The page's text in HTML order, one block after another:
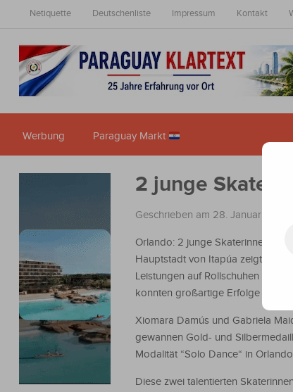
Netiquette Deutschenliste Impressum Kontakt
Werbung Paraguay Markt
2 junge
Geschrieben am 28. Januar 2025
Orlando: 2 junge Skaterinnen aus
Hauptstadt von Itapúa zeigten
Leistungen auf Rollschuhen in den
konnten großartige Erfolge
Xiomara Damús und Gabriela
gewannen Gold- und
Modalität “Solo Dance“ in
Diese zwei talentierten